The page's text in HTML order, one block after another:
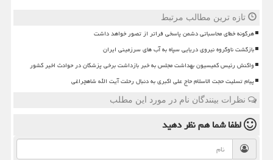
تازه ترین مطالب مرتبط
هرگونه خطای محاسباتی دشمن پاسخی فراتر از تصور خواهد داشت
بازگشت ناوگروه نیروی دریایی سپاه به آب های سرزمینی ایران
واکنش رئیس کمیسیون بهداشت مجلس به خبر بازداشت برخی پزشکان در حوادث اخیر کشور
پیام تسلیت حجت الاسلام حاج علی اکبری به دنبال رحلت آیت الله شاهچراغی
نظرات بینندگان نام در مورد این مطلب
لطفا شما همنظر دهید